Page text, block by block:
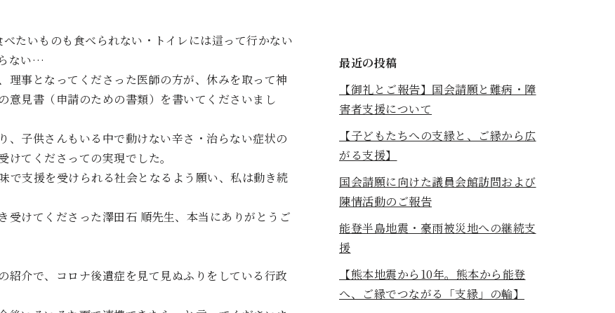
たいものも食べられない・トイレには這って行かない
ない…
理事となってくださった医師の方が、休みを取って神
見書（申請のための書類）を書いてくださいまし
、子供さんもいる中で動けない辛さ・治らない症状の
てくださっての実現でした。
支援を受けられる社会となるよう願い、私は動き続
受けてくださった澤田石 順先生、本当にありがとうご
紹介で、コロナ後遺症を見て見ぬふりをしている行政
最近の投稿
【御礼とご報告】国会請願と難病・障
害者支援について
【子どもたちへの支縁と、ご縁から広
がる支援】
国会請願に向けた議員会館訪問および
陳情活動のご報告
能登半島地震・豪雨被災地への継続支
援
【熊本地震から10年。熊本から能登
へ、ご縁でつながる「支縁」の輪】